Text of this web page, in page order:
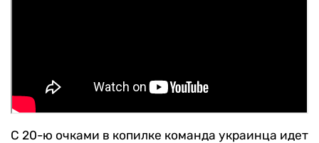
С 20-ю очками в копилке команда украинца идет